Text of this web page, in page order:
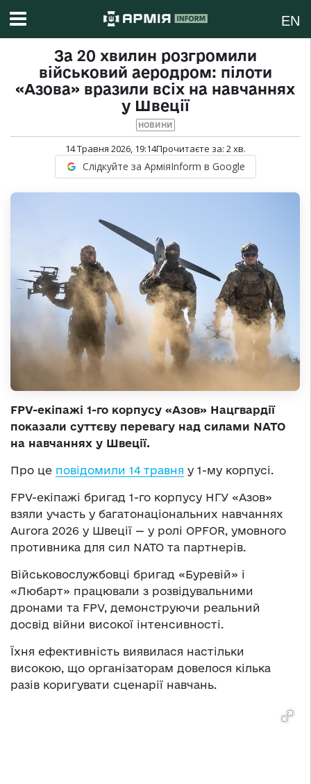
EN
За 20 хвилин розгромили
військовий аеродром: пілоти
«Азова» вразили всіх на навчаннях
у Швеції
НОВИНИ
14 Травня 2026, 19:14Прочитаєте за: 2хв.
Слідкуйте за АрміяInform в Google
FPV-екіпажі 1-го корпусу «Азов» Нацгвардії
показали суттєву перевагу над силами NATO
на навчаннях у Швеції.
Про це повідомили 14 травня у 1-му корпусі.
FPV-екіпажі бригад 1-го корпусу НГУ «Азов»
взяли участь у багатонаціональних навчаннях
Aurora 2026 у Швеції — у ролі OPFOR, умовного
противника для сил NATO та партнерів.
Військовослужбовці бригад «Буревій» і
«Любарт» працювали з розвідувальними
дронами та FPV, демонструючи реальний
досвід війни високої інтенсивності.
Їхня ефективність виявилася настільки
високою, що організаторам довелося кілька
разів коригувати сценарії навчань.